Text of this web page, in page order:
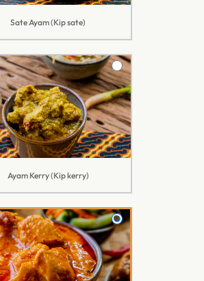
Sate Ayam (Kip sate)
Ayam Kerry (Kip kerry)